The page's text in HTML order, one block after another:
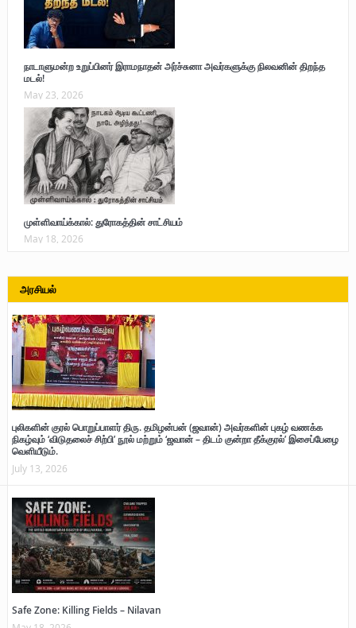
நாடாளுமன்ற உறுப்பினர் இராமநாதன் அர்ச்சுனா அவர்களுக்கு நிலவனின் திறந்த
மடல்!
May 23, 2026
முள்ளிவாய்க்கால்: துரோகத்தின் சாட்சியம்
May 18, 2026
அரசியல்
புலிகளின் குரல் பொறுப்பாளர் திரு. தமிழன்பன் (ஜவான்) அவர்களின் புகழ் வணக்க
நிகழ்வும் ‘விடுதலைச் சிற்பி’ நூல் மற்றும் ‘ஜவான் – திடம் குன்றா தீக்குரல்’ இசைப்பேழை
வெளியீடும்.
July 13, 2026
Safe Zone: Killing Fields – Nilavan